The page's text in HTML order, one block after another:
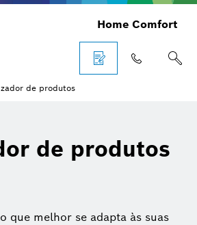
Home Comfort
de produtos
de produtos
que melhor se adapta às suas